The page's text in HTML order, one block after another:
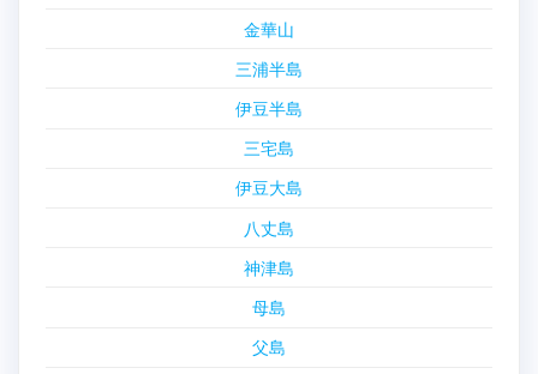
金華山
三浦半島
伊豆半島
三宅島
伊豆大島
八丈島
神津島
母島
父島